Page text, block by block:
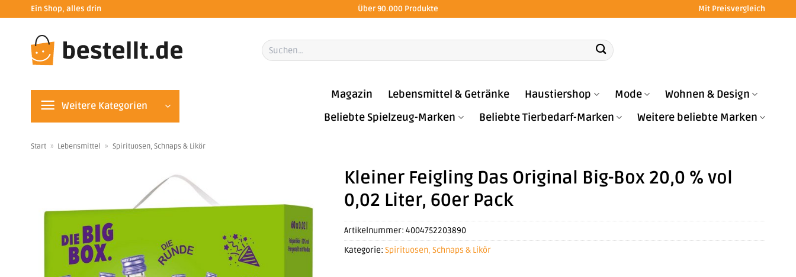
springen
Ein Shop, alles drin Über 90.000 Produkte Mit Preisvergleich
Suchen
nach:
Weitere Kategorien
Magazin Lebensmittel & Getränke Haustiershop Mode
Wohnen & Design
Beliebte Spielzeug-Marken
Beliebte Tierbedarf-Marken Weitere beliebte Marken
Start » Lebensmittel » Spirituosen, Schnaps & Likör
Kleiner Feigling Das Original Big-Box 20,0 % vol
0,02 Liter, 60er Pack
Artikelnummer:4004752203890
Kategorie:Spirituosen, Schnaps & Likör